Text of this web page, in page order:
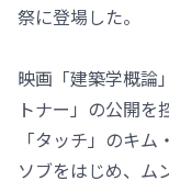
祭に登場した。
映画「建築学概論
トナー」の公開を
「タッチ」のキ
ソブをはじめ、ム